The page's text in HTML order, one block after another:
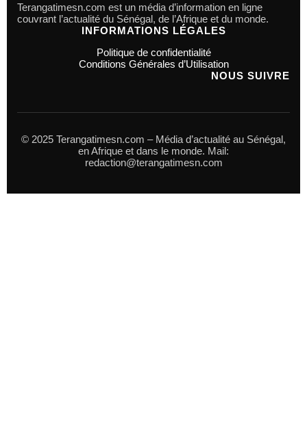
Terangatimesn.com est un média d’information en ligne
couvrant l’actualité du Sénégal, de l’Afrique et du monde.
INFORMATIONS LÉGALES
Politique de confidentialité
Conditions Générales d’Utilisation
NOUS SUIVRE
© 2025 Terangatimesn.com – Média d’actualité au Sénégal,
en Afrique et dans le monde. Mail:
redaction@terangatimesn.com